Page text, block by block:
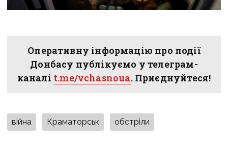
Оперативну інформацію про події
Донбасу публікуємо у телеграм-
каналі t.me/vchasnoua. Приєднуйтеся!
війна Краматорськ обстріли